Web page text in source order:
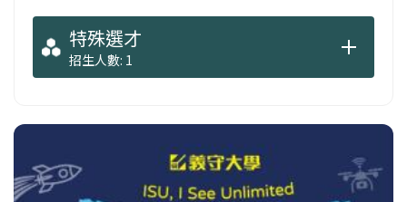
特殊選才
招生人數: 1